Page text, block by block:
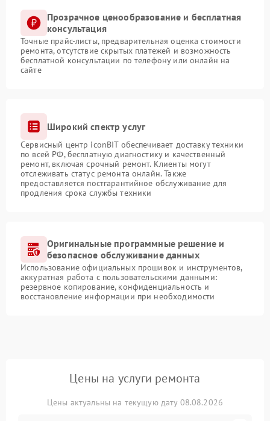
Прозрачное ценообразование и бесплатная
консультация
Точные прайс-листы, предварительная оценка стоимости
ремонта, отсутствие скрытых платежей и возможность
бесплатной консультации по телефону или онлайн на
сайте
Широкий спектр услуг
Сервисный центр iconBIT обеспечивает доставку техники
по всей РФ, бесплатную диагностику и качественный
ремонт, включая срочный ремонт. Клиенты могут
отслеживать статус ремонта онлайн. Также
предоставляется постгарантийное обслуживание для
продления срока службы техники
Оригинальные программные решение и
безопасное обслуживание данных
Использование официальных прошивок и инструментов,
аккуратная работа с пользовательскими данными:
резервное копирование, конфиденциальность и
восстановление информации при необходимости
Цены на услуги ремонта
Цены актуальны на текущую дату 08.08.2026